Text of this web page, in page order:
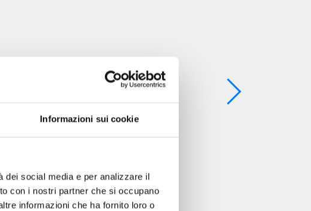
Informazioni sui cookie
dei social media e per analizzare il
con i nostri partner che si occupano
informazioni che ha fornito loro o